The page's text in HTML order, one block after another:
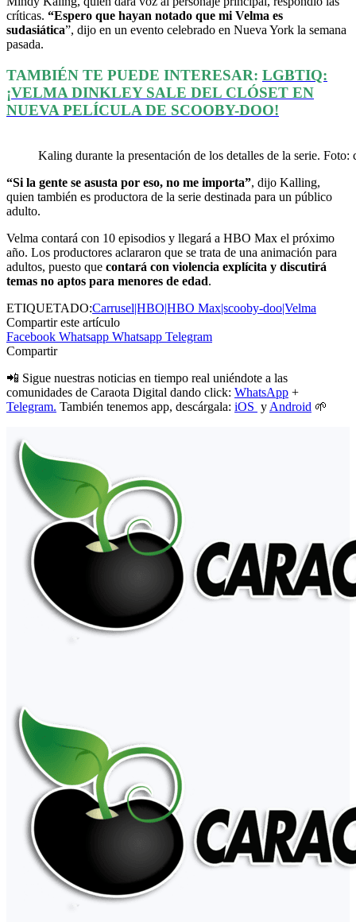
críticas. “Espero que hayan notado que mi Velma es
sudasiática”, dijo en un evento celebrado en Nueva York la semana
pasada.
TAMBIÉN TE PUEDE INTERESAR: LGBTIQ:
¡VELMA DINKLEY SALE DEL CLÓSET EN
NUEVA PELÍCULA DE SCOOBY-DOO!
Kaling durante la presentación de los detalles de la serie. Foto:
“Si la gente se asusta por eso, no me importa”, dijo Kalling,
quien también es productora de la serie destinada para un público
adulto.
Velma contará con 10 episodios y llegará a HBO Max el próximo
año. Los productores aclararon que se trata de una animación para
adultos, puesto que contará con violencia explícita y discutirá
temas no aptos para menores de edad.
ETIQUETADO:Carrusel|HBO|HBO Max|scooby-doo|Velma
Compartir este artículo
Facebook Whatsapp Whatsapp Telegram
Compartir
📲 Sigue nuestras noticias en tiempo real uniéndote a las
comunidades de Caraota Digital dando click: WhatsApp +
Telegram. También tenemos app, descárgala: iOS y Android 🌱